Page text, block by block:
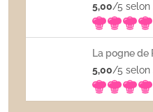
5,00/5 selon
La pogne de
5,00/5 selon